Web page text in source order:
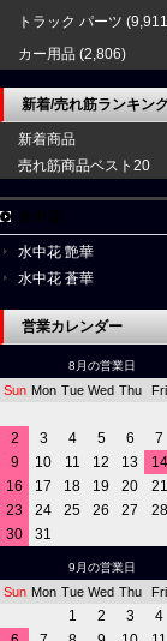
トラック パーツ
カー用品 (2,806)
新着/売れ筋ランキン
新着商品
売れ筋商品ベスト20
水中花 艶華
水中花 蒼華
営業カレンダー
8月の営業日
Sun Mon Tue Wed Thu Fri
2
3 4 5 6 7
9
10 11 12 13 14
16
17 18 19 20 21
23
24 25 26 27 28
30
31
9月の営業日
Sun Mon Tue Wed Thu Fri
1 2 3 4